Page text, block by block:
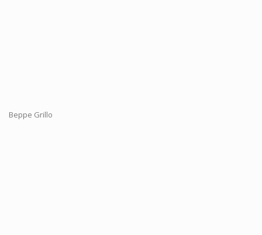
Beppe Grillo